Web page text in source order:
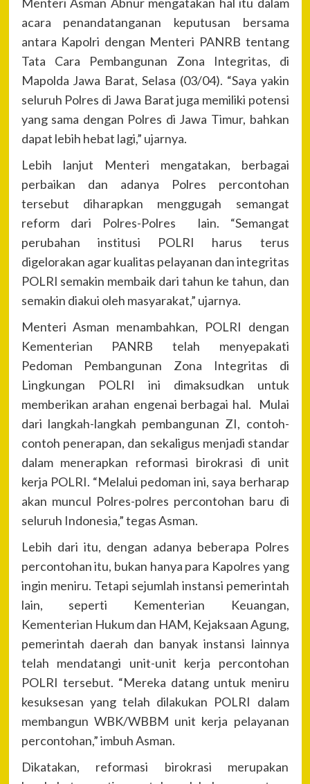
acara penandatanganan keputusan bersama
antara Kapolri dengan Menteri PANRB tentang
Tata Cara Pembangunan Zona Integritas, di
Mapolda Jawa Barat, Selasa (03/04). “Saya yakin
seluruh Polres di Jawa Barat juga memiliki potensi
yang sama dengan Polres di Jawa Timur, bahkan
dapat lebih hebat lagi,” ujarnya.
Lebih lanjut Menteri mengatakan, berbagai
perbaikan dan adanya Polres percontohan
tersebut diharapkan menggugah semangat
reform dari Polres-Polres lain. “Semangat
perubahan institusi POLRI harus terus
digelorakan agar kualitas pelayanan dan integritas
POLRI semakin membaik dari tahun ke tahun, dan
semakin diakui oleh masyarakat,” ujarnya.
Menteri Asman menambahkan, POLRI dengan
Kementerian PANRB telah menyepakati
Pedoman Pembangunan Zona Integritas di
Lingkungan POLRI ini dimaksudkan untuk
memberikan arahan engenai berbagai hal. Mulai
dari langkah-langkah pembangunan ZI, contoh-
contoh penerapan, dan sekaligus menjadi standar
dalam menerapkan reformasi birokrasi di unit
kerja POLRI. “Melalui pedoman ini, saya berharap
akan muncul Polres-polres percontohan baru di
seluruh Indonesia,” tegas Asman.
Lebih dari itu, dengan adanya beberapa Polres
percontohan itu, bukan hanya para Kapolres yang
ingin meniru. Tetapi sejumlah instansi pemerintah
lain, seperti Kementerian Keuangan,
Kementerian Hukum dan HAM, Kejaksaan Agung,
pemerintah daerah dan banyak instansi lainnya
telah mendatangi unit-unit kerja percontohan
POLRI tersebut. “Mereka datang untuk meniru
kesuksesan yang telah dilakukan POLRI dalam
membangun WBK/WBBM unit kerja pelayanan
percontohan,” imbuh Asman.
Dikatakan, reformasi birokrasi merupakan